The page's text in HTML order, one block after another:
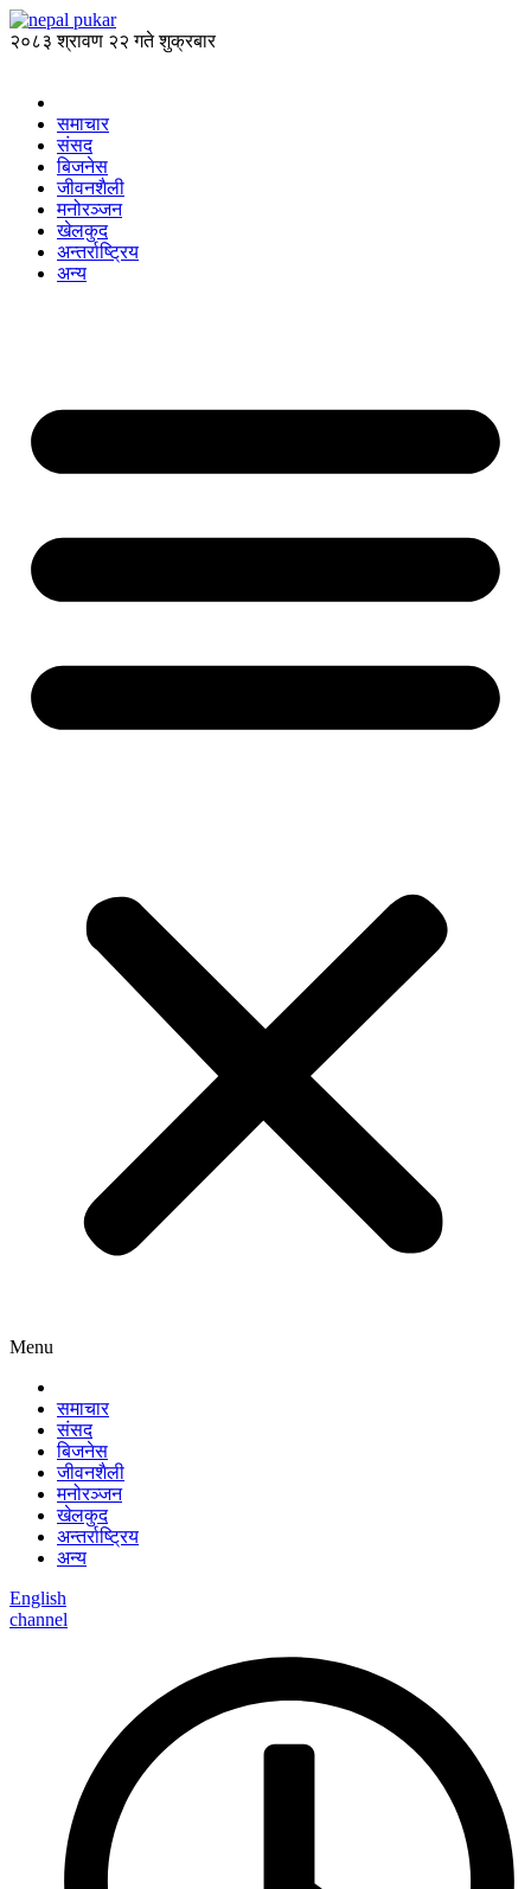
२०८३ श्रावण २२ गते शुक्रबार
समाचार
संसद
बिजनेस
जीवनशैली
मनोरञ्जन
खेलकुद
अन्तर्राष्ट्रिय
अन्य
Menu
समाचार
संसद
बिजनेस
जीवनशैली
मनोरञ्जन
खेलकुद
अन्तर्राष्ट्रिय
अन्य
English
channel